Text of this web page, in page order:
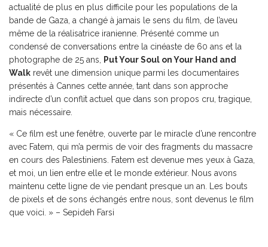
actualité de plus en plus difficile pour les populations de la
bande de Gaza, a changé à jamais le sens du film, de l’aveu
même de la réalisatrice iranienne. Présenté comme un
condensé de conversations entre la cinéaste de 60 ans et la
photographe de 25 ans, Put Your Soul on Your Hand and
Walk revêt une dimension unique parmi les documentaires
présentés à Cannes cette année, tant dans son approche
indirecte d’un conflit actuel que dans son propos cru, tragique,
mais nécessaire.
« Ce film est une fenêtre, ouverte par le miracle d’une rencontre
avec Fatem, qui m’a permis de voir des fragments du massacre
en cours des Palestiniens. Fatem est devenue mes yeux à Gaza,
et moi, un lien entre elle et le monde extérieur. Nous avons
maintenu cette ligne de vie pendant presque un an. Les bouts
de pixels et de sons échangés entre nous, sont devenus le film
que voici. » – Sepideh Farsi